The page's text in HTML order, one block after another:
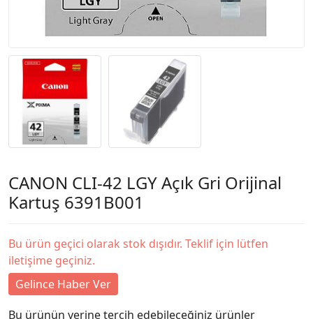
CANON CLI-42 LGY Açık Gri Orijinal
Kartuş 6391B001
Bu ürün geçici olarak stok dışıdır. Teklif için lütfen
iletişime geçiniz.
Gelince Haber Ver
Bu ürünün yerine tercih edebileceğiniz ürünler